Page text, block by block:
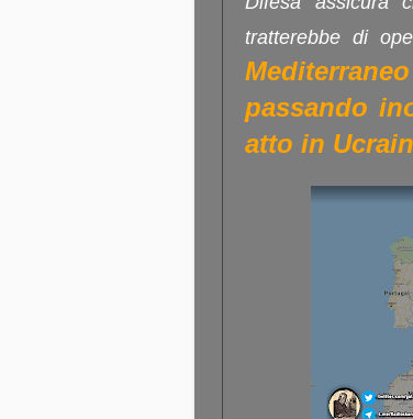
tratterebbe di
passando
atto in